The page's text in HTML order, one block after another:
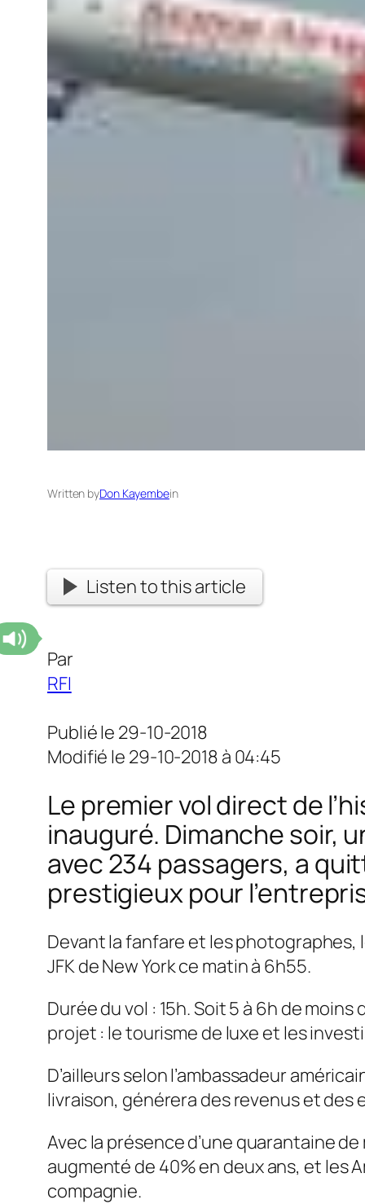
Written byDon Kayembein
Listen to this article
Par
RFI
Publié le 29-10-2018
Modifié le 29-10-2018 à 04:45
Le premier vol direct de
inauguré. Dimanche soir,
avec 234 passagers, a
prestigieux pour
Devant la fanfare et les
JFK de New York ce matin à 6h55.
Durée du vol : 15h. Soit 5 à 6h de
projet : le tourisme de luxe et les
D’ailleurs selon l’ambassadeur
livraison, générera des revenus et des
Avec la présence d’une quarantaine
augmenté de 40% en deux ans, et les
compagnie.